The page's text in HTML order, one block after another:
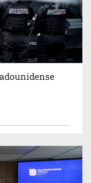
el Siapa
en caso Eli